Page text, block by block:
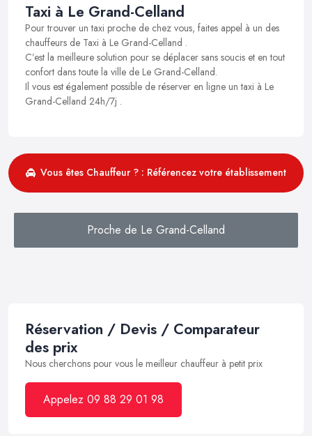
Taxi à Le Grand-Celland
Pour trouver un taxi proche de chez vous, faites appel à un des
chauffeurs de Taxi à Le Grand-Celland .
C’est la meilleure solution pour se déplacer sans soucis et en tout
confort dans toute la ville de Le Grand-Celland.
Il vous est également possible de réserver en ligne un taxi à Le
Grand-Celland 24h/7j .
Vous êtes Chauffeur ? : Référencez votre établissement
Proche de Le Grand-Celland
Réservation / Devis / Comparateur
des prix
Nous cherchons pour vous le meilleur chauffeur à petit prix
Appelez 09 88 29 01 98